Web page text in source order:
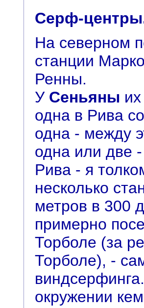
Серф-
На северном
станции
Ренны.
У Сеньяны
одна в Рива
одна - между
одна или две
Рива - я
несколько
метров в 300
примерно
Торболе (за
Торболе), -
окружении